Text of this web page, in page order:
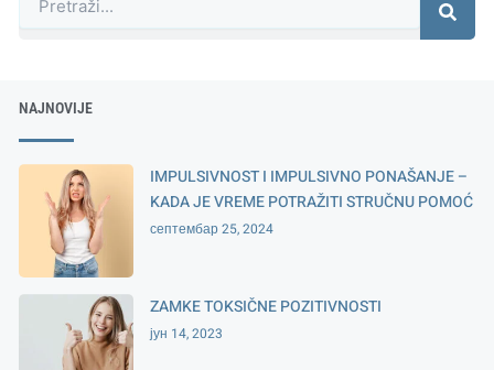
NAJNOVIJE
IMPULSIVNOST I IMPULSIVNO PONAŠANJE –
KADA JE VREME POTRAŽITI STRUČNU POMOĆ
септембар 25, 2024
ZAMKE TOKSIČNE POZITIVNOSTI
јун 14, 2023